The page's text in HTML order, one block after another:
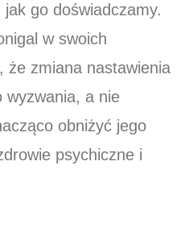
jak go doświadczamy.
w swoich
że zmiana nastawienia
wyzwania, a nie
obniżyć jego
psychiczne i